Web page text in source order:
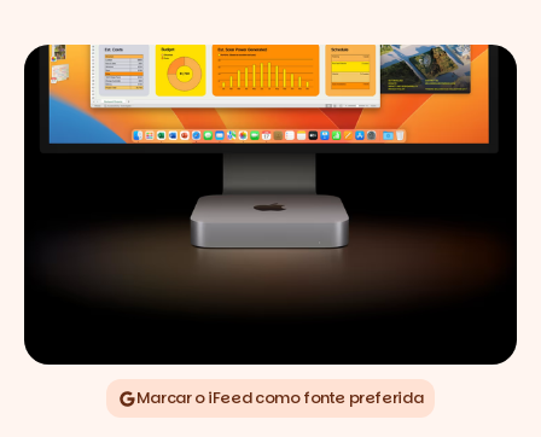
Marcar o iFeed como fonte preferida